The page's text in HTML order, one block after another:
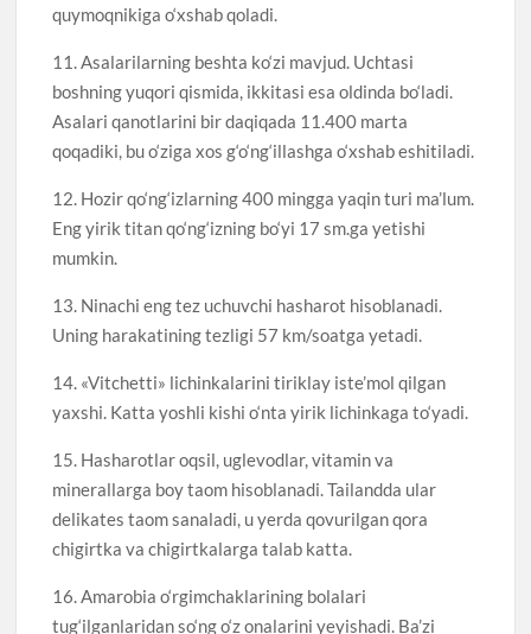
quymoqnikiga o‘xshab qoladi.
11. Asalarilarning beshta ko‘zi mavjud. Uchtasi
boshning yuqori qismida, ikkitasi esa oldinda bo‘ladi.
Asalari qanotlarini bir daqiqada 11.400 marta
qoqadiki, bu o‘ziga xos g‘o‘ng‘illashga o‘xshab eshitiladi.
12. Hozir qo‘ng‘izlarning 400 mingga yaqin turi ma’lum.
Eng yirik titan qo‘ng‘izning bo‘yi 17 sm.ga yetishi
mumkin.
13. Ninachi eng tez uchuvchi hasharot hisoblanadi.
Uning harakatining tezligi 57 km/soatga yetadi.
14. «Vitchetti» lichinkalarini tiriklay iste’mol qilgan
yaxshi. Katta yoshli kishi o‘nta yirik lichinkaga to‘yadi.
15. Hasharotlar oqsil, uglevodlar, vitamin va
minerallarga boy taom hisoblanadi. Tailandda ular
delikates taom sanaladi, u yerda qovurilgan qora
chigirtka va chigirtkalarga talab katta.
16. Amarobia o‘rgimchaklarining bolalari
tug‘ilganlaridan so‘ng o‘z onalarini yeyishadi. Ba’zi